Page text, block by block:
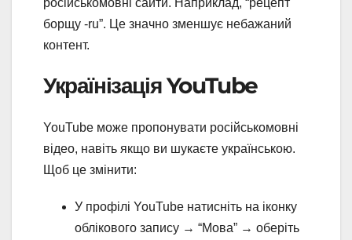
борщу -ru”. Це значно зменшує небажаний
контент.
Українізація YouTube
YouTube може пропонувати російськомовні
відео, навіть якщо ви шукаєте українською.
Щоб це змінити:
У профілі YouTube натисніть на іконку
облікового запису → “Мова” → оберіть